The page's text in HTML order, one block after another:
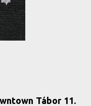
Tábor 11.